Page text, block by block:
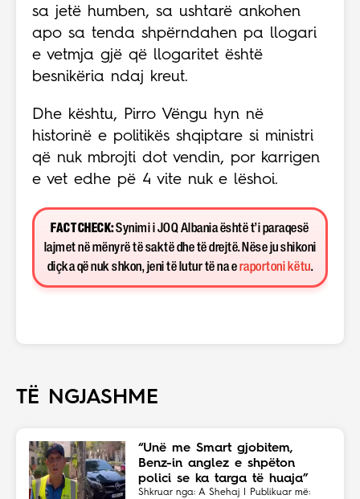
sa jetë humben, sa ushtarë ankohen
apo sa tenda shpërndahen pa llogari
e vetmja gjë që llogaritet është
besnikëria ndaj kreut.
Dhe kështu, Pirro Vëngu hyn në
historinë e politikës shqiptare si ministri
që nuk mbrojti dot vendin, por karrigen
e vet edhe pë 4 vite nuk e lëshoi.
FACT CHECK:Synimi i JOQ Albania është t’i paraqesë
lajmet në mënyrë të saktë dhe të drejtë. Nëse ju shikoni
diçka që nuk shkon, jeni të lutur të na e raportoni këtu.
TË NGJASHME
“Unë me Smart gjobitem,
Benz-in anglez e shpëton
polici se ka targa të huaja”
Shkruar nga: A Shehaj | Publikuar më: